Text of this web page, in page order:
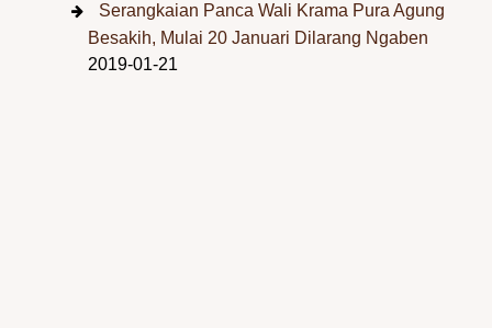
Serangkaian Panca Wali Krama Pura Agung
Besakih, Mulai 20 Januari Dilarang Ngaben
2019-01-21